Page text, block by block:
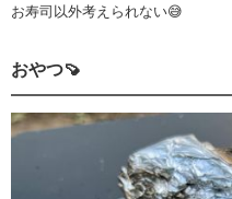
お寿司以外考えられない😅
おやつ🍠